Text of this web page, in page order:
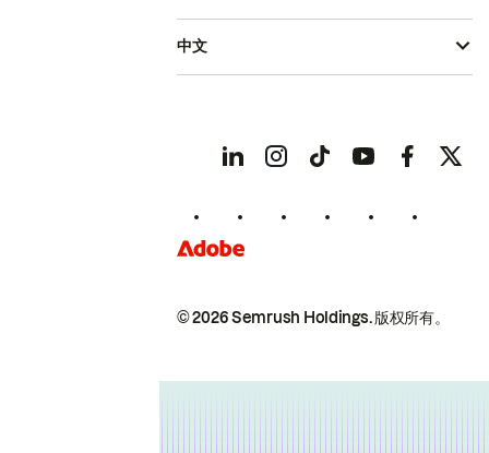
© 2026 Semrush Holdings.版权所有。
中文